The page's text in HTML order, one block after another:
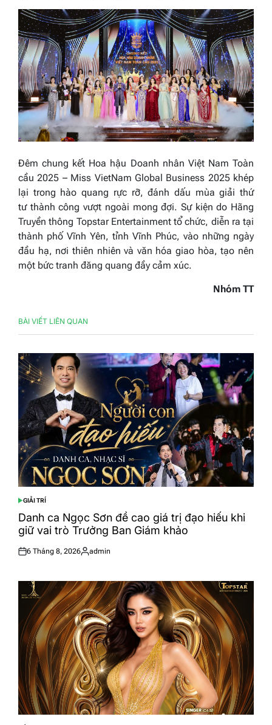
Đêm chung kết Hoa hậu Doanh nhân Việt Nam Toàn
cầu 2025 – Miss VietNam Global Business 2025khép
lại trong hào quang rực rỡ, đánh dấu mùa giải thứ
tư thành công vượt ngoài mong đợi. Sự kiện do Hãng
Truyền thông Topstar Entertainment tổ chức, diễn ra tại
thành phố Vĩnh Yên, tỉnh Vĩnh Phúc, vào những ngày
đầu hạ, nơi thiên nhiên và văn hóa giao hòa, tạo nên
một bức tranh đăng quang đầy cảm xúc.
Nhóm TT
BÀI VIẾT LIÊN QUAN
POSTED
IN
GIẢI TRÍ
Danh ca Ngọc Sơn đề cao giá trị đạo hiếu khi
giữ vai trò Trưởng Ban Giám khảo
Posted
6 Tháng 8, 2026
Posted
admin